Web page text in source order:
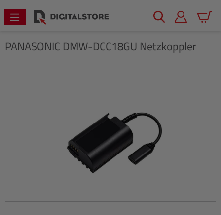
springen
PANASONIC DMW-DCC18GU Netzkoppler